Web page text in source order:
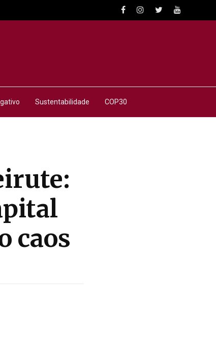
Sustentabilidade COP30
caos